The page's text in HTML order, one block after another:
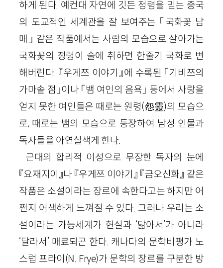
하게 된다. 예컨대 자연에 깃든 정령을 믿는 중국
의 도교적인 세계관을 잘 보여주는 「국화꽃 남
매」 같은 작품에서는 사람의 모습으로 살아가는
국화꽃의 정령이 술에 취하면 한줄기 국화로 변
해버린다. 『우게쯔 이야기』에 수록된 「기비쯔의
가마솥 점」이나 「뱀 여인의 음욕」 등에서 사랑을
얻지 못한 여인들은 때로는 원령(怨靈)의 모습으
로, 때로는 뱀의 모습으로 등장하여 남성 인물과
독자들을 아연실색게 한다.
근대의 합리적 이성으로 무장한 독자의 눈에
『요재지이』나 『우게쯔 이야기』 『금오신화』 같은
작품은 소설이라는 장르에 속한다고는 하지만 어
쩐지 어색하게 느껴질 수 있다. 그러나 우리는 소
설이라는 가능세계가 현실과 ‘닮아서’가 아니라
‘달라서’ 매료되곤 한다. 캐나다의 문학비평가 노
스럽 프라이(N. Frye)가 문학의 장르를 구분한 방